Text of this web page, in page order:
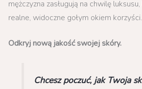
mężczyzna zasługują na chwilę
realne, widoczne gołym okiem korzyści.
Odkryj nową jakość swojej skóry.
Chcesz poczuć, jak Twoja